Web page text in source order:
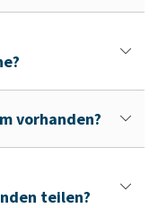
vorhanden?
teilen?